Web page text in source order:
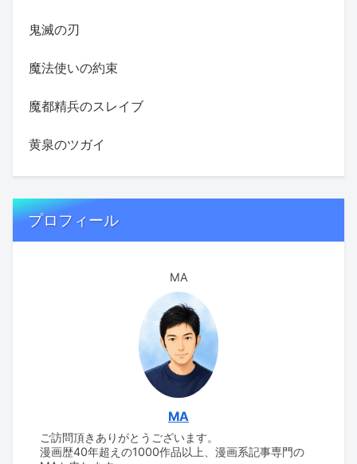
鬼滅の刃
魔法使いの約束
魔都精兵のスレイブ
黄泉のツガイ
プロフィール
MA
MA
ご訪問頂きありがとうございます。
漫画歴40年超えの1000作品以上、漫画系記事専門の